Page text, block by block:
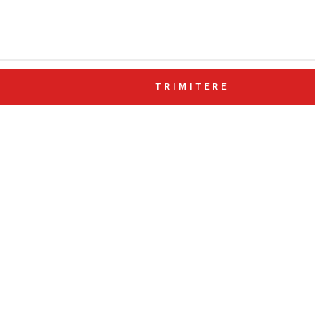
TRIMITERE